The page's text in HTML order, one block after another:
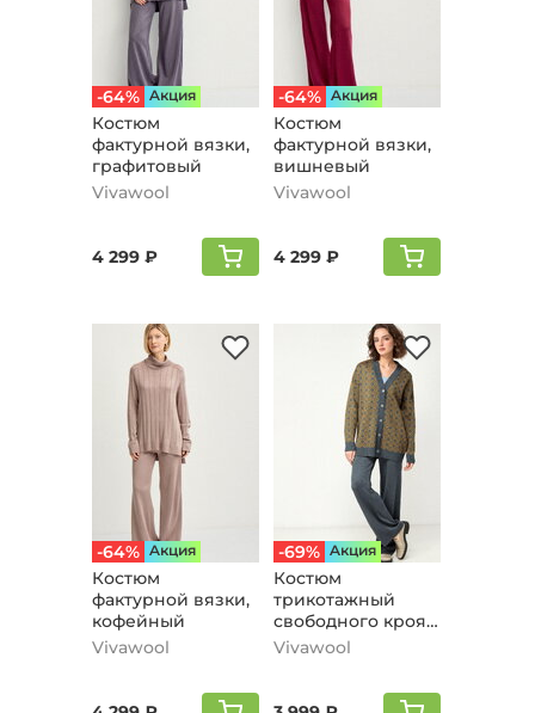
-64% Aкция
Костюм
фактурной вязки,
графитовый
Vivawool
4 299 ₽
-64% Aкция
Костюм
фактурной вязки,
вишневый
Vivawool
4 299 ₽
-64% Aкция
Костюм
фактурной вязки,
кофейный
Vivawool
-69% Aкция
Костюм
трикотажный
свободного кроя,
темно-серый
Vivawool